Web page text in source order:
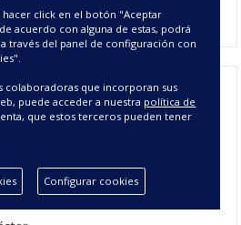
y Mantas
DEL PLAID ÁRTICO
hacer click en el botón "Aceptar
acuerdo con alguna de estas, podrá
través del panel de configuración con
colaboradoras que incorporan sus
puede acceder a nuestra política de
que estos terceros pueden tener
Configurar cookies